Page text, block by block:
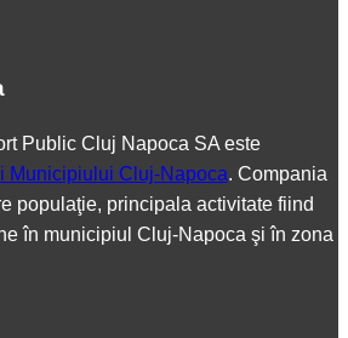
Public Cluj Napoca SA este
Municipiului Cluj-Napoca. Compania
populaţie, principala activitate fiind
în municipiul Cluj-Napoca şi în zona